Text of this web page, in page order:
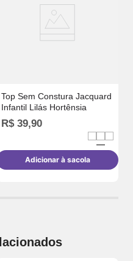
Top Sem Constura Jacquard
Infantil Lilás Hortênsia
R$ 39,90
Adicionar à sacola